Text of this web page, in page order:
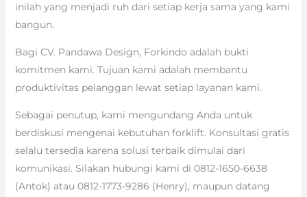
inilah yang menjadi ruh dari setiap kerja sama yang kami
bangun.
Bagi CV. Pandawa Design, Forkindo adalah bukti
komitmen kami. Tujuan kami adalah membantu
produktivitas pelanggan lewat setiap layanan kami.
Sebagai penutup, kami mengundang Anda untuk
berdiskusi mengenai kebutuhan forklift. Konsultasi gratis
selalu tersedia karena solusi terbaik dimulai dari
komunikasi. Silakan hubungi kami di 0812-1650-6638
(Antok) atau 0812-1773-9286 (Henry), maupun datang